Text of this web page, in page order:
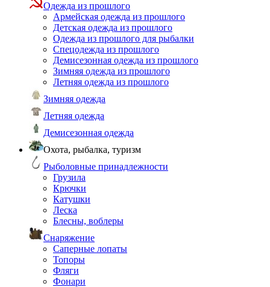
Одежда из прошлого
Армейская одежда из прошлого
Детская одежда из прошлого
Одежда из прошлого для рыбалки
Спецодежда из прошлого
Демисезонная одежда из прошлого
Зимняя одежда из прошлого
Летняя одежда из прошлого
Зимняя одежда
Летняя одежда
Демисезонная одежда
Охота, рыбалка, туризм
Рыболовные принадлежности
Грузила
Крючки
Катушки
Леска
Блесны, воблеры
Снаряжение
Саперные лопаты
Топоры
Фляги
Фонари